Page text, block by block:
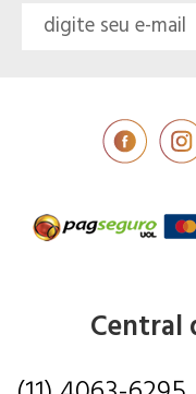
Central